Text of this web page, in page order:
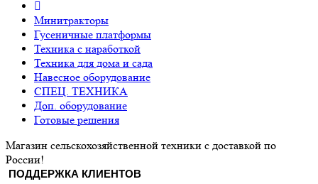
Минитракторы
Гусеничные платформы
Техника с наработкой
Техника для дома и сада
Навесное оборудование
СПЕЦ. ТЕХНИКА
Доп. оборудование
Готовые решения
Магазин сельскохозяйственной техники с доставкой по
России!
ПОДДЕРЖКА КЛИЕНТОВ